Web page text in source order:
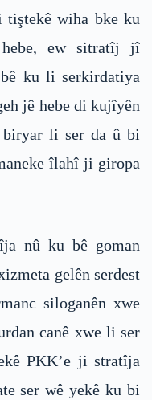
tiştekê wiha bke ku
ew sitratîj jî
ku li serkirdatiya
jê hebe di kujîyên
biryar li ser da û bi
îlahî ji giropa
nû ku bê goman
gelên serdest
siloganên xwe
canê xwe li ser
PKK’e ji stratîja
ser wê yekê ku bi